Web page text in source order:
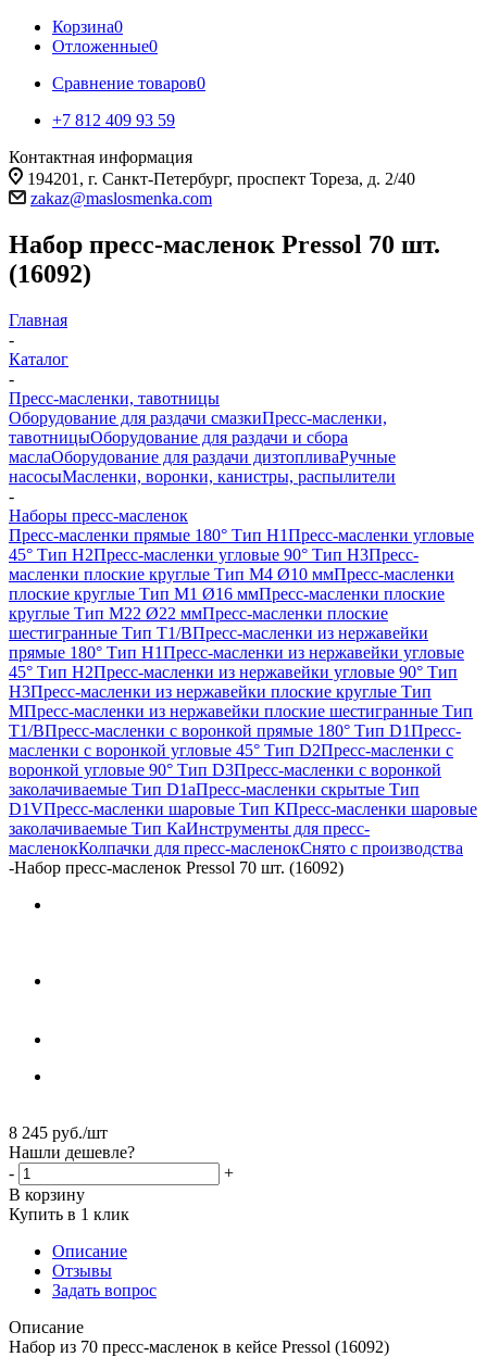
Корзина0
Отложенные0
Сравнение товаров0
+7 812 409 93 59
Контактная информация
194201, г. Санкт-Петербург, проспект Тореза, д. 2/40
zakaz@maslosmenka.com
Набор пресс-масленок Pressol 70 шт.
(16092)
Главная
-
Каталог
-
Пресс-масленки, тавотницы
Оборудование для раздачи смазкиПресс-масленки,
тавотницыОборудование для раздачи и сбора
маслаОборудование для раздачи дизтопливаРучные
насосыМасленки, воронки, канистры, распылители
-
Наборы пресс-масленок
Пресс-масленки прямые 180° Тип H1Пресс-масленки угловые
45° Тип H2Пресс-масленки угловые 90° Тип H3Пресс-
масленки плоские круглые Тип M4 Ø10 ммПресс-масленки
плоские круглые Тип M1 Ø16 ммПресс-масленки плоские
круглые Тип M22 Ø22 ммПресс-масленки плоские
шестигранные Тип T1/BПресс-масленки из нержавейки
прямые 180° Тип H1Пресс-масленки из нержавейки угловые
45° Тип H2Пресс-масленки из нержавейки угловые 90° Тип
H3Пресс-масленки из нержавейки плоские круглые Тип
MПресс-масленки из нержавейки плоские шестигранные Тип
T1/BПресс-масленки с воронкой прямые 180° Тип D1Пресс-
масленки с воронкой угловые 45° Тип D2Пресс-масленки с
воронкой угловые 90° Тип D3Пресс-масленки с воронкой
заколачиваемые Тип D1aПресс-масленки скрытые Тип
D1VПресс-масленки шаровые Тип КПресс-масленки шаровые
заколачиваемые Тип КaИнструменты для пресс-
масленокКолпачки для пресс-масленокСнято с производства
-Набор пресс-масленок Pressol 70 шт. (16092)
8 245 руб./шт
Нашли дешевле?
-
+
В корзину
Купить в 1 клик
Описание
Отзывы
Задать вопрос
Описание
Набор из 70 пресс-масленок в кейсе Pressol (16092)